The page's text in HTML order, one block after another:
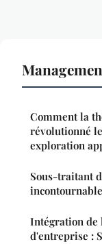
Comment la
révolutionné
exploration
Sous-traitant
Intégration de
d'entreprise :